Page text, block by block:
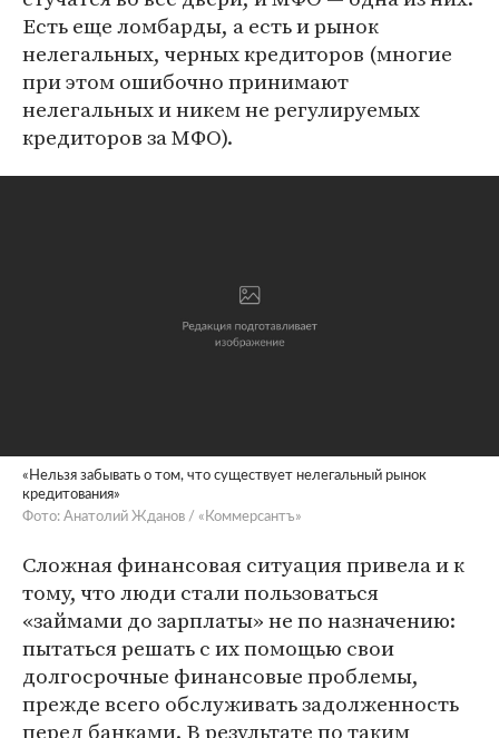
Есть еще ломбарды, а есть и рынок
нелегальных, черных кредиторов (многие
при этом ошибочно принимают
нелегальных и никем не регулируемых
кредиторов за МФО).
«Нельзя забывать о том, что существует нелегальный рынок
кредитования»
Фото: Анатолий Жданов / «Коммерсантъ»
Сложная финансовая ситуация привела и к
тому, что люди стали пользоваться
«займами до зарплаты» не по назначению:
пытаться решать с их помощью свои
долгосрочные финансовые проблемы,
прежде всего обслуживать задолженность
перед банками. В результате по таким